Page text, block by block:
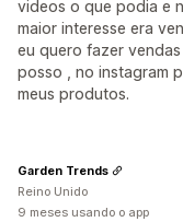
videos o que podia e
maior interesse era
eu quero fazer
posso , no instagram
meus produtos.
Garden Trends
Reino Unido
9 meses usando o app